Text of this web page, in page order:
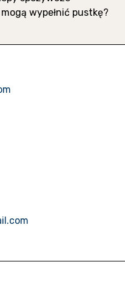
wypełnić pustkę?